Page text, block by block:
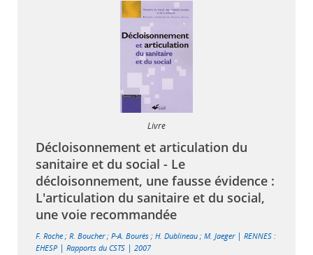
Livre
Décloisonnement et articulation du
sanitaire et du social - Le
décloisonnement, une fausse évidence :
L'articulation du sanitaire et du social,
une voie recommandée
F. Roche ; R. Boucher; P-A. Bourès ; H. Dublineau ; M. Jaeger | RENNES :
EHESP| Rapports du CSTS | 2007